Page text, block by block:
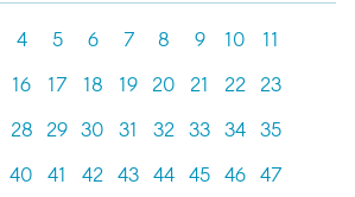
4 5 6 7 8 9 10 11
16 17 18 19 20 21 22 23
28 29 30 31 32 33 34 35
40 41 42 43 44 45 46 47